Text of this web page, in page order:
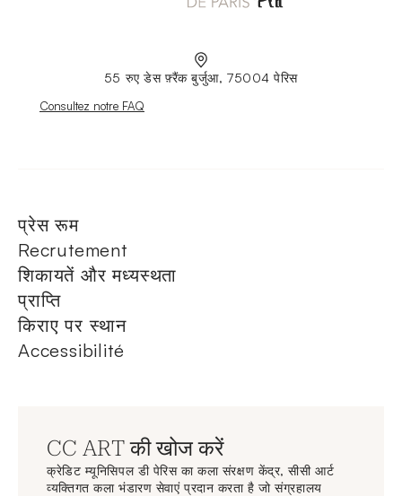
55 रुए डेस फ़्रैंक बुर्जुआ, 75004 पेरिस
Nouvelle fenêtre
Consultez notre FAQ
प्रेस रूम
Recrutement
शिकायतें और मध्यस्थता
प्राप्ति
किराए पर स्थान
Accessibilité
CC ART की खोज करें
क्रेडिट म्यूनिसिपल डी पेरिस का कला संरक्षण केंद्र, सीसी आर्ट
व्यक्तिगत कला भंडारण सेवाएं प्रदान करता है जो संग्रहालय